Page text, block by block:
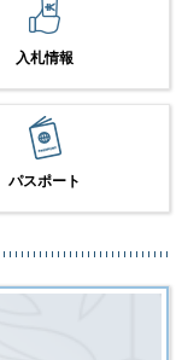
入札情報
パスポート